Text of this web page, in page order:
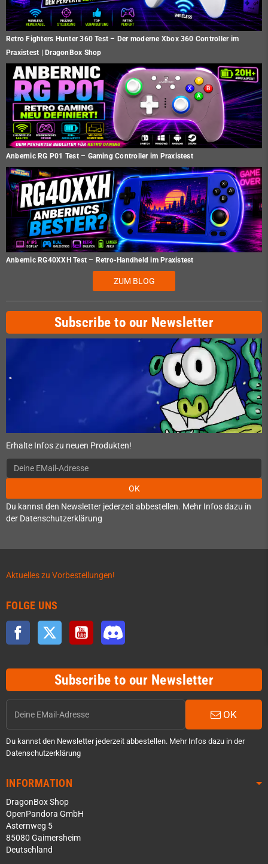
Retro Fighters Hunter 360 Test – Der moderne Xbox 360 Controller im
Praxistest | DragonBox Shop
Anbernic RG P01 Test – Gaming Controller im Praxistest
Anbernic RG40XXH Test – Retro-Handheld im Praxistest
ZUM BLOG
Subscribe to our Newsletter
Erhalte Infos zu neuen Produkten!
OK
Du kannst den Newsletter jederzeit abbestellen. Mehr Infos dazu in
der Datenschutzerklärung
Aktuelles zu Vorbestellungen!
FOLGE UNS
Facebook Twitter YouTube
Subscribe to our Newsletter
OK
Du kannst den Newsletter jederzeit abbestellen. Mehr Infos dazu in der
Datenschutzerklärung
INFORMATION
DragonBox Shop
OpenPandora GmbH
Asternweg 5
85080 Gaimersheim
Deutschland